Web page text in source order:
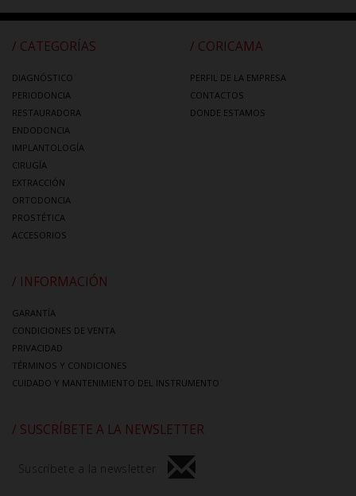
/ CATEGORÍAS
DIAGNÓSTICO
PERIODONCIA
RESTAURADORA
ENDODONCIA
IMPLANTOLOGÍA
CIRUGÍA
EXTRACCIÓN
ORTODONCIA
PROSTÉTICA
ACCESORIOS
/ CORICAMA
PERFIL DE LA EMPRESA
CONTACTOS
DONDE ESTAMOS
/ INFORMACIÓN
GARANTÍA
CONDICIONES DE VENTA
PRIVACIDAD
TÉRMINOS Y CONDICIONES
CUIDADO Y MANTENIMIENTO DEL INSTRUMENTO
/ SUSCRÍBETE A LA NEWSLETTER
Suscríbete a la newsletter